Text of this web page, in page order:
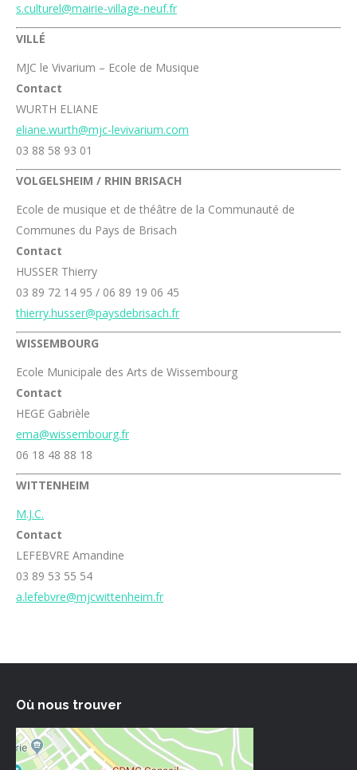
s.culturel@mairie-village-neuf.fr
VILLÉ
MJC le Vivarium – Ecole de Musique
Contact
WURTH ELIANE
eliane.wurth@mjc-levivarium.com
03 88 58 93 01
VOLGELSHEIM / RHIN BRISACH
Ecole de musique et de théâtre de la Communauté de
Communes du Pays de Brisach
Contact
HUSSER Thierry
03 89 72 14 95 / 06 89 19 06 45
thierry.husser@paysdebrisach.fr
WISSEMBOURG
Ecole Municipale des Arts de Wissembourg
Contact
HEGE Gabrièle
ema@wissembourg.fr
06 18 48 88 18
WITTENHEIM
M.J.C.
Contact
LEFEBVRE Amandine
03 89 53 55 54
a.lefebvre@mjcwittenheim.fr
Où nous trouver